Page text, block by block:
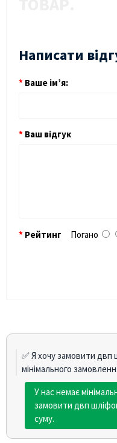
Написати
Ваше ім’я:
Ваш відгук
Рейтинг Погано
✅ Я хочу замовити двп
мінімального
У нас немає
замовити двп
суму.